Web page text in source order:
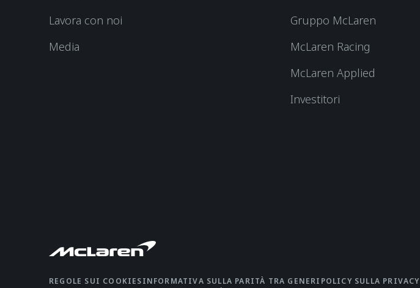
Lavora con noi
Media
Gruppo McLaren
McLaren Racing
McLaren Applied
Investitori
REGOLE SUI COOKIESINFORMATIVA SULLA PARITÀ TRA GENERI POLICY SULLA PRIVACY